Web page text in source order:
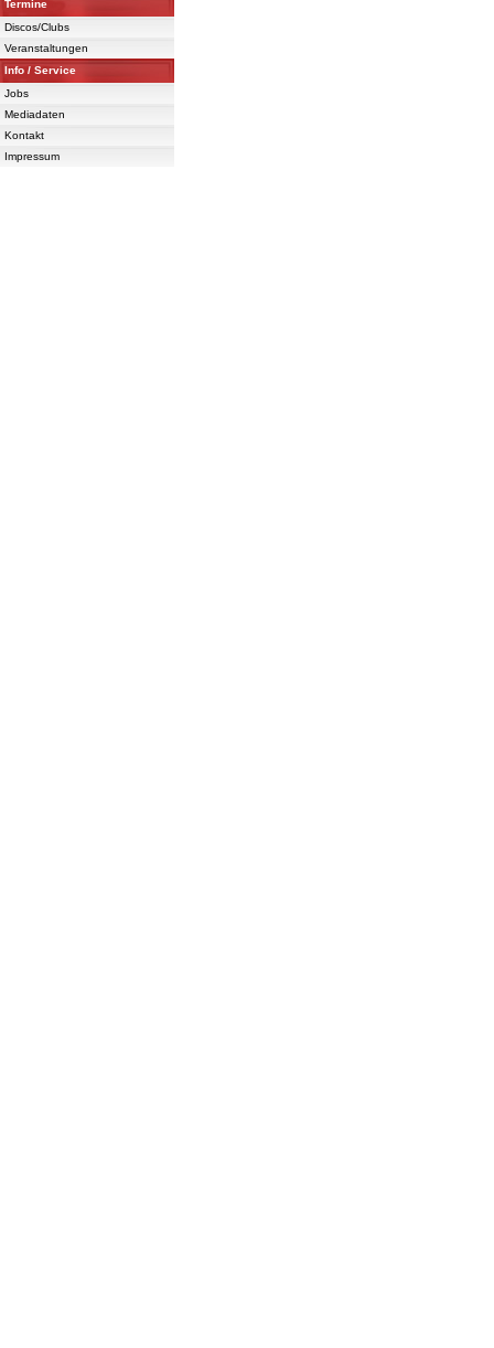
Termine
Discos/Clubs
Veranstaltungen
Info / Service
Jobs
Mediadaten
Kontakt
Impressum